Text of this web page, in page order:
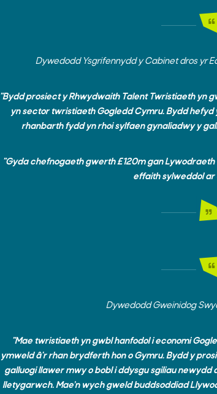
Dywedodd Ysgrifennydd y Cabinet dros yr
"Bydd prosiect y Rhwydwaith Talent Twristiaeth yn
yn sector twristiaeth Gogledd Cymru. Bydd
rhanbarth fydd yn rhoi sylfaen gynaliadwy y
"Gyda chefnogaeth gwerth £120m gan
effaith sylweddol ar
Dywedodd Gweinidog
"Mae twristiaeth yn gwbl hanfodol i economi
ymweld â'r rhan brydferth hon o Gymru. Bydd y
galluogi llawer mwy o bobl i ddysgu sgiliau
lletygarwch. Mae’n wych gweld buddsoddiad